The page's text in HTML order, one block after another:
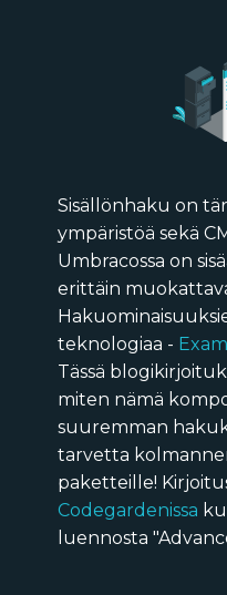
Sisällönhaku on
ympäristöä sekä
Umbracossa on
erittäin
teknologiaa -
Tässä
miten nämä
suuremman
tarvetta
paketteille!
Codegardenissa
luennosta